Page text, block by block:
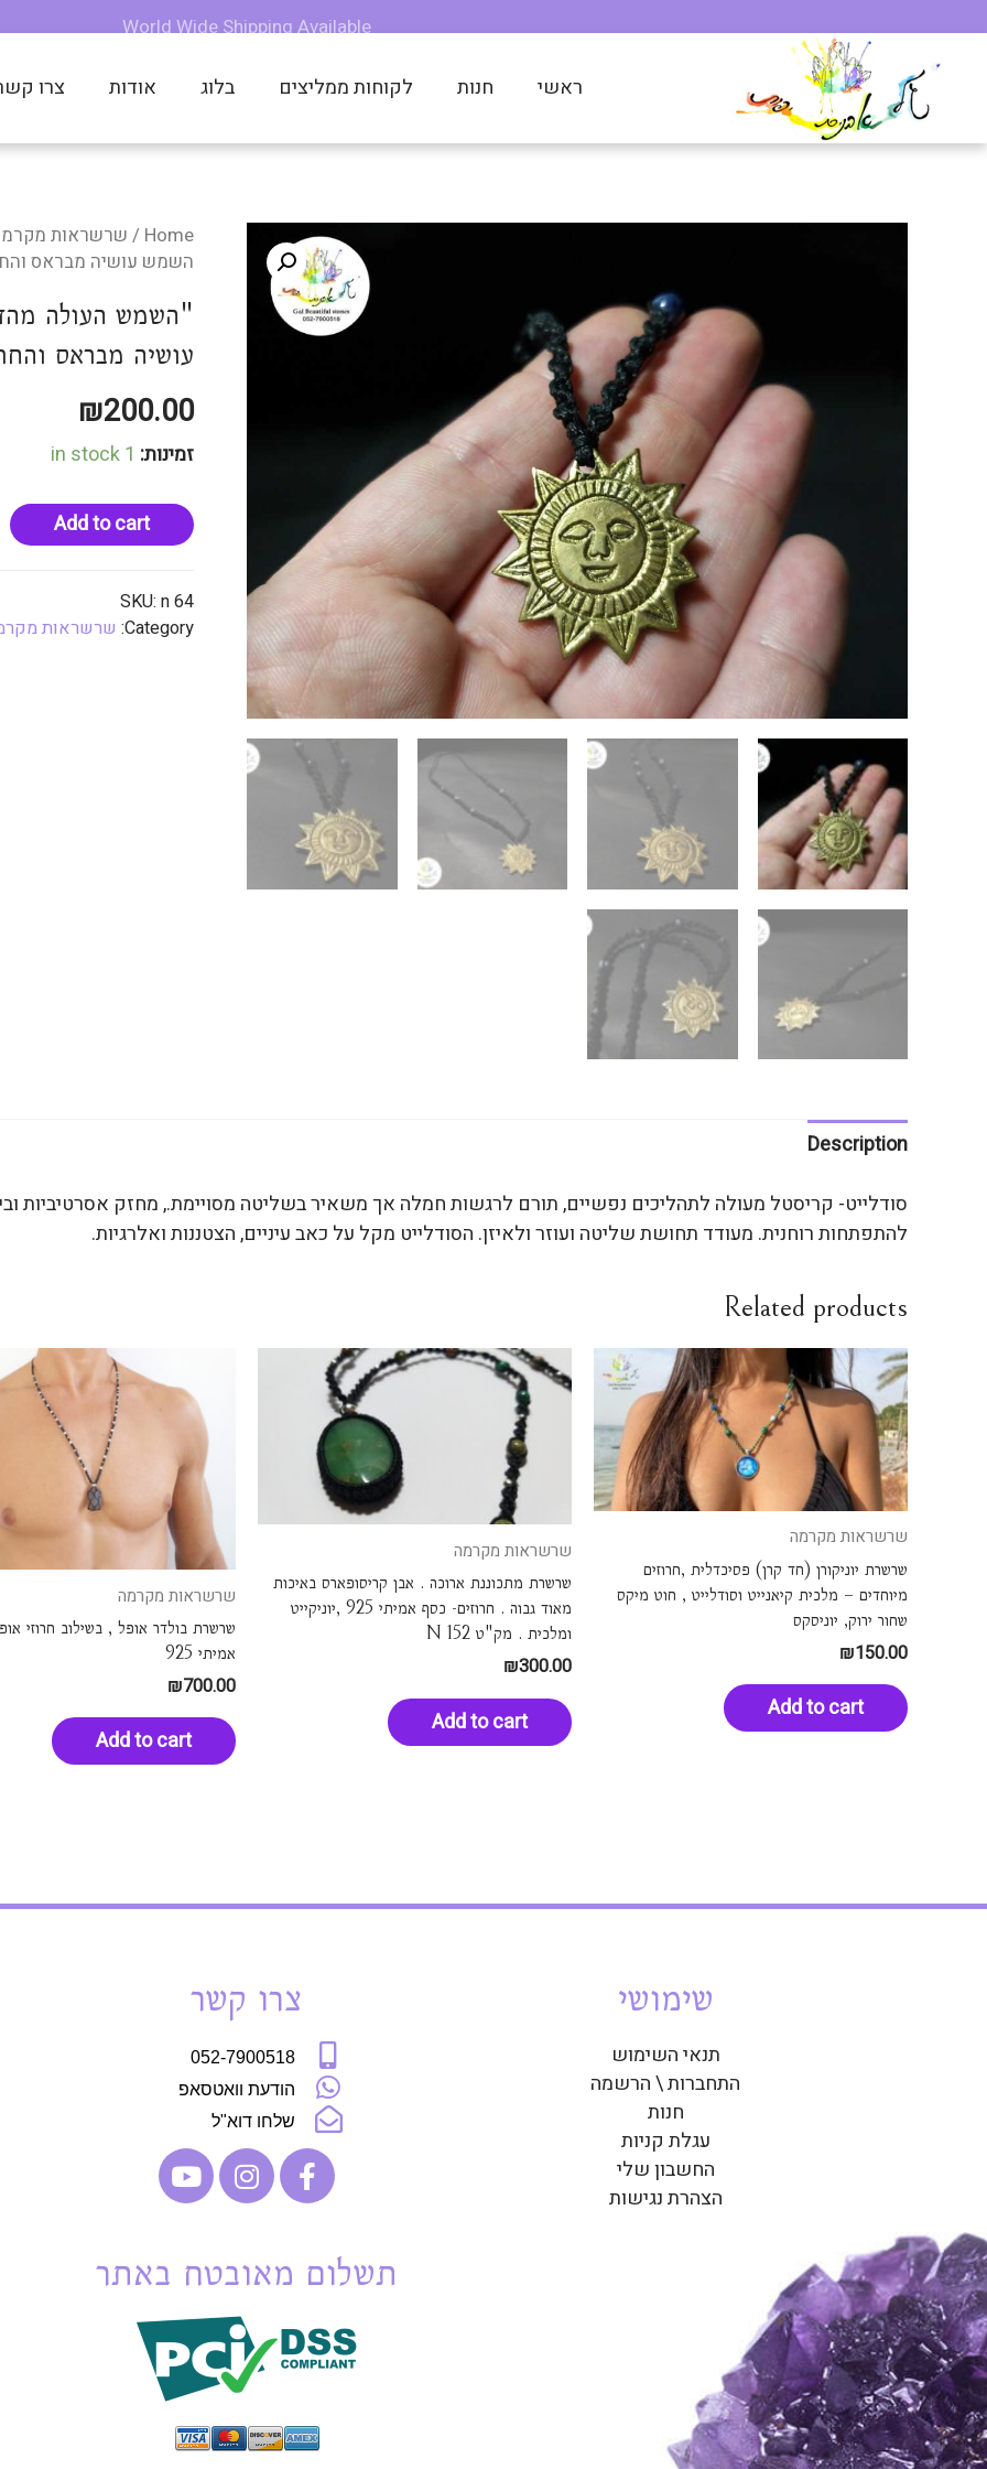
משלוחים מהירים לכל הארץ!
World Wide Shipping Available
משלוחים מהירים לכל הארץ!
World Wide Shipping Available
משלוחים מהירים לכל הארץ!
World Wide Shipping Available
ראשי חנות לקוחות ממליצים בלוג אודות צרו
Home
/ שרשראות
השמש עושיה מבראס
עושיה מבראס
₪200.00
זמינות: 1 in stock
Add to cart
SKU: n 64
Category: שרשראות
Description
סודלייט- קריסטל מעולה לתהליכים נפשיים, תורם לרגשות חמלה אך משאיר בשליטה מסויימת., מחזק אסרטיביות
להתפתחות רוחנית. מעודד תחושת שליטה ועוזר ולאיזן. הסודלייט מקל על כאב עיניים, הצטננות ואלרגיות.
Related products
שרשראות מקרמה
שרשרת יוניקורן (חד קרן) פסיכדלית ,חרוזים
מיוחדים – מלכית קיאנייט וסודלייט , חוט מיקס
שחור ירוק, יוניסקס
₪150.00
Add to cart
שרשראות מקרמה
שרשרת מתכוננת ארוכה . אבן קריסופארס באיכות
מאוד גבוה . חרוזים- כסף אמיתי 925 ,יוניקייט
ומלכית . מק"ט N 152
₪300.00
Add to cart
שרשראות מקרמה
שרשרת בולדר אופל , בשילוב חרוזי
אמיתי 925
₪700.00
Add to cart
שימושי
תנאי השימוש
התחברות \ הרשמה
חנות
עגלת קניות
החשבון שלי
הצהרת נגישות
צרו קשר
052-7900518
הודעת וואטסאפ
שלחו דוא"ל
תשלום מאובטח באתר